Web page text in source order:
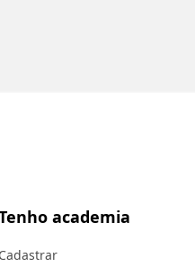
academia
Cadastrar